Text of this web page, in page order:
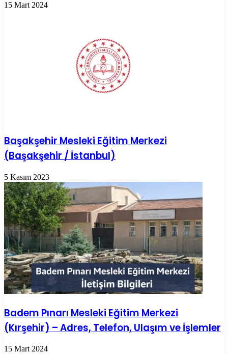
15 Mart 2024
Başakşehir Mesleki Eğitim Merkezi
(Başakşehir / İstanbul)
5 Kasım 2023
Badem Pınarı Mesleki Eğitim Merkezi
(Kırşehir) – Adres, Telefon, Ulaşım ve İşlemler
15 Mart 2024